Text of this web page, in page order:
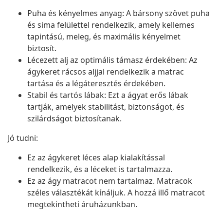
Puha és kényelmes anyag: A bársony szövet puha
és sima felülettel rendelkezik, amely kellemes
tapintású, meleg, és maximális kényelmet
biztosít.
Lécezett alj az optimális támasz érdekében: Az
ágykeret rácsos aljjal rendelkezik a matrac
tartása és a légáteresztés érdekében.
Stabil és tartós lábak: Ezt a ágyat erős lábak
tartják, amelyek stabilitást, biztonságot, és
szilárdságot biztosítanak.
Jó tudni:
Ez az ágykeret léces alap kialakítással
rendelkezik, és a léceket is tartalmazza.
Ez az ágy matracot nem tartalmaz. Matracok
széles választékát kínáljuk. A hozzá illő matracot
megtekintheti áruházunkban.